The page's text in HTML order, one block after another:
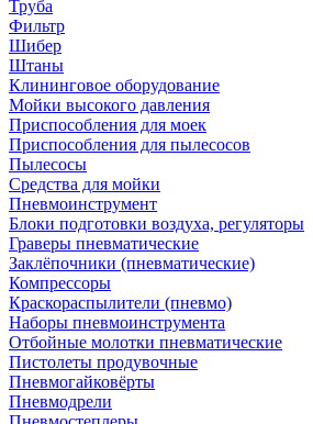
Труба
Фильтр
Шибер
Штаны
Клининговое оборудование
Мойки высокого давления
Приспособления для моек
Приспособления для пылесосов
Пылесосы
Средства для мойки
Пневмоинструмент
Блоки подготовки воздуха, регуляторы
Граверы пневматические
Заклёпочники (пневматические)
Компрессоры
Краскораспылители (пневмо)
Наборы пневмоинструмента
Отбойные молотки пневматические
Пистолеты продувочные
Пневмогайковёрты
Пневмодрели